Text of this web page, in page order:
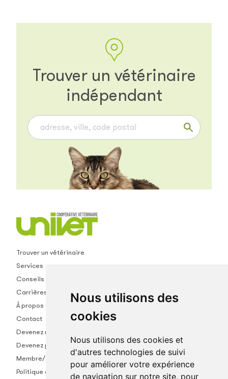
Nous utilisons des
cookies
Nous utilisons des cookies et
d'autres technologies de suivi
pour améliorer votre expérience
de navigation sur notre site, pour
Trouver un vétérinaire
indépendant
Trouver un vétérinaire
Services
Conseils
Carrières
À propos
Contact
Devenez membre
Devenez partenaire
Membre/empl.
Politique de confidentialité